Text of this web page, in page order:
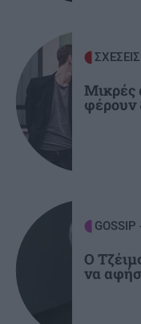
Πλύσιμο των
Γιατί ειδικοί το
ΚΟΣΜΟΣ
αξέχαστο
Ιταλία: Τα
Μικρές
φέρουν
GOSSIP
Ο
να